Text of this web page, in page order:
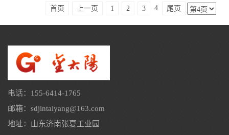
首页
上一页 1 2 3 4 尾页
电话：155-6414-1765
邮箱：sdjintaiyang@163.com
地址：山东济南张夏工业园